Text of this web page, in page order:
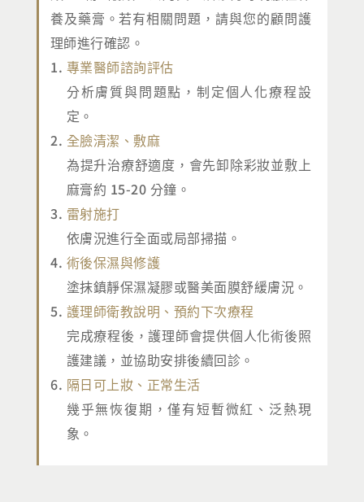
養及藥膏。若有相關問題，請與您的顧問護
理師進行確認。
專業醫師諮詢評估
分析膚質與問題點，制定個人化療程設
定。
全臉清潔、敷麻
為提升治療舒適度，會先卸除彩妝並敷上
麻膏約 15-20 分鐘。
雷射施打
依膚況進行全面或局部掃描。
術後保濕與修護
塗抹鎮靜保濕凝膠或醫美面膜舒緩膚況。
護理師衛教說明、預約下次療程
完成療程後，護理師會提供個人化術後照
護建議，並協助安排後續回診。
隔日可上妝、正常生活
幾乎無恢復期，僅有短暫微紅、泛熱現
象。